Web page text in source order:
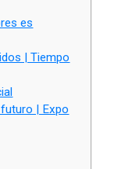
es
| Tiempo
| Expo